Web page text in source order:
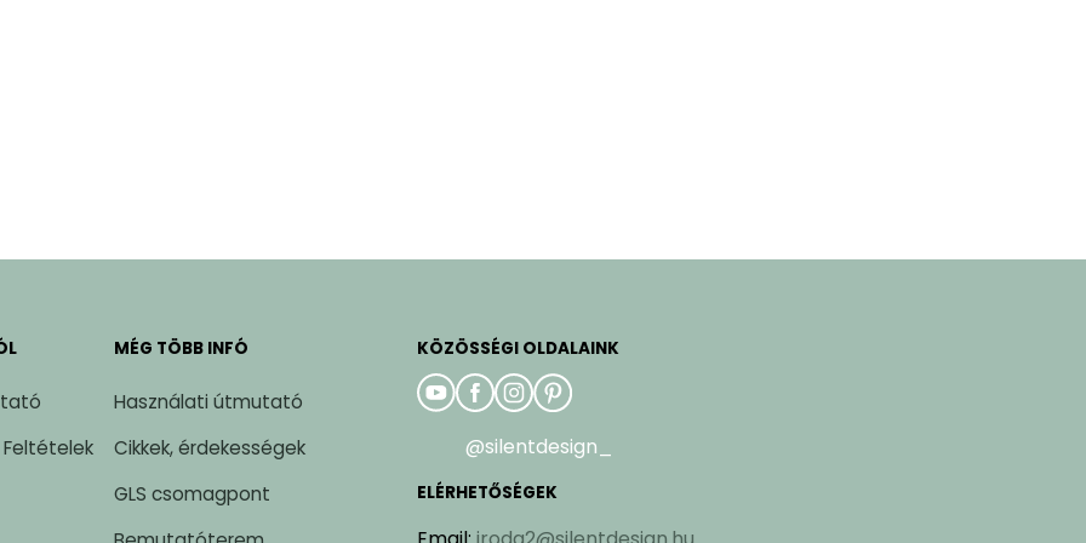
MÉG TÖBB INFÓ
Használati útmutató
Cikkek, érdekességek
GLS csomagpont
KÖZÖSSÉGI OLDALAINK
@silentdesign_
ELÉRHETŐSÉGEK